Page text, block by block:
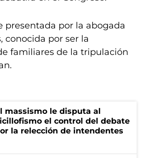
presentada por la abogada
conocida por ser la
familiares de la tripulación
massismo le disputa al
el control del debate
la relección de intendentes